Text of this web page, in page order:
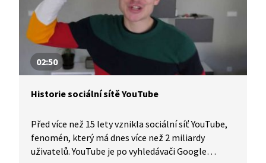
působením změnit? A jak moc se mu to daří?
02:50
Historie sociální sítě YouTube
Před více než 15 lety vznikla sociální síť YouTube,
fenomén, který má dnes více než 2 miliardy
uživatelů. YouTube je po vyhledávači Google